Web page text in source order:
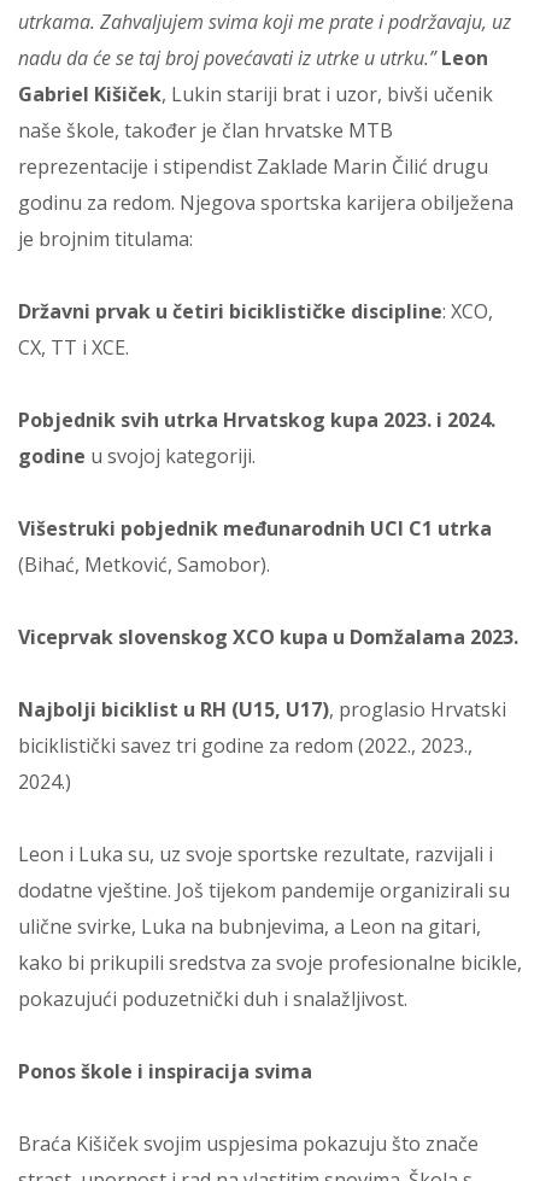
utrkama. Zahvaljujem svima koji me prate i podržavaju, uz
nadu da će se taj broj povećavati iz utrke u utrku.” Leon
Gabriel Kišiček, Lukin stariji brat i uzor, bivši učenik
naše škole, također je član hrvatske MTB
reprezentacije i stipendist Zaklade Marin Čilić drugu
godinu za redom. Njegova sportska karijera obilježena
je brojnim titulama:
Državni prvak u četiri biciklističke discipline: XCO,
CX, TT i XCE.
Pobjednik svih utrka Hrvatskog kupa 2023. i 2024.
godine u svojoj kategoriji.
Višestruki pobjednik međunarodnih UCI C1 utrka
(Bihać, Metković, Samobor).
Viceprvak slovenskog XCO kupa u Domžalama 2023.
Najbolji biciklist u RH (U15, U17), proglasio Hrvatski
biciklistički savez tri godine za redom (2022., 2023.,
2024.)
Leon i Luka su, uz svoje sportske rezultate, razvijali i
dodatne vještine. Još tijekom pandemije organizirali su
ulične svirke, Luka na bubnjevima, a Leon na gitari,
kako bi prikupili sredstva za svoje profesionalne bicikle,
pokazujući poduzetnički duh i snalažljivost.
Ponos škole i inspiracija svima
Braća Kišiček svojim uspjesima pokazuju što znače